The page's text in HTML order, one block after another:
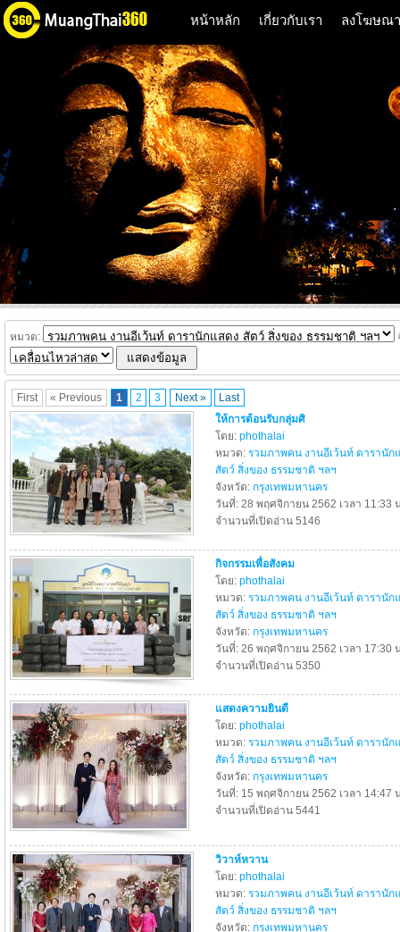
หน้าหลัก เกี่ยวกับเรา ลงโฆษณา
หมวด:
First « Previous 1 2 3 Next »
Last
ให้การต้อนรับกลุ่มศิ
โดย: phothalai
หมวด: รวมภาพคน งานอีเว้นท์ ดารานัก
สัตว์ สิ่งของ ธรรมชาติ ฯลฯ
จังหวัด: กรุงเทพมหานคร
วันที่: 28 พฤศจิกายน 2562 เวลา 11:33
จำนวนที่เปิดอ่าน 5146
กิจกรรมเพื่อสังคม
โดย: phothalai
หมวด: รวมภาพคน งานอีเว้นท์ ดารานัก
สัตว์ สิ่งของ ธรรมชาติ ฯลฯ
จังหวัด: กรุงเทพมหานคร
วันที่: 26 พฤศจิกายน 2562 เวลา 17:30
จำนวนที่เปิดอ่าน 5350
แสดงความยินดี
โดย: phothalai
หมวด: รวมภาพคน งานอีเว้นท์ ดารานัก
สัตว์ สิ่งของ ธรรมชาติ ฯลฯ
จังหวัด: กรุงเทพมหานคร
วันที่: 15 พฤศจิกายน 2562 เวลา 14:47
จำนวนที่เปิดอ่าน 5441
วิวาห์หวาน
โดย: phothalai
หมวด: รวมภาพคน งานอีเว้นท์ ดารานัก
สัตว์ สิ่งของ ธรรมชาติ ฯลฯ
จังหวัด: กรุงเทพมหานคร